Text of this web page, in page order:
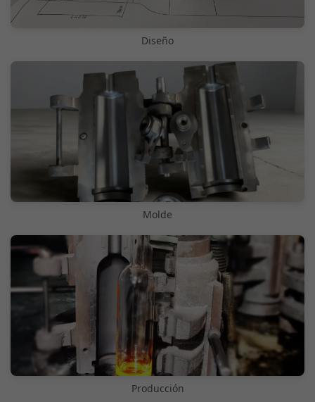
Diseño
Molde
Producción